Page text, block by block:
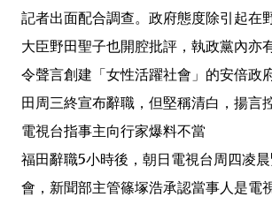
記者出面配合調查。政府態度除引起在
大臣野田聖子也開腔批評，執政黨內亦
令聲言創建「女性活躍社會」的安倍政
田周三終宣布辭職，但堅稱清白，揚言
電視台指事主向行家爆料不當
福田辭職5小時後，朝日電視台周四凌
會，新聞部主管篠塚浩承認當事人是電